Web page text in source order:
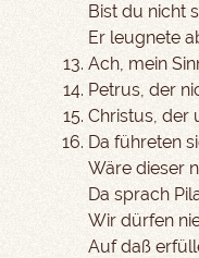
Bist du nicht
Er leugnete
Ach, mein
Petrus, der
Christus, der
Da führeten
Wäre dieser
Da sprach
Wir dürfen
Auf daß